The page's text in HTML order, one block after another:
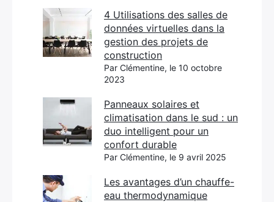
4 Utilisations des salles de
données virtuelles dans la
gestion des projets de
construction
Par Clémentine, le 10 octobre
2023
Panneaux solaires et
climatisation dans le sud : un
duo intelligent pour un
confort durable
Par Clémentine, le 9 avril 2025
Les avantages d’un chauffe-
eau thermodynamique